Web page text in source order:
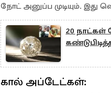
நோட் அனுப்ப முடியும். இது
20 நாட்கள்
கால் அப்டேட்கள்: